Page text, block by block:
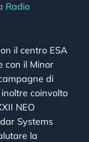
Radio
il centro ESA
con il Minor
di
coinvolto
NEO
Systems
la